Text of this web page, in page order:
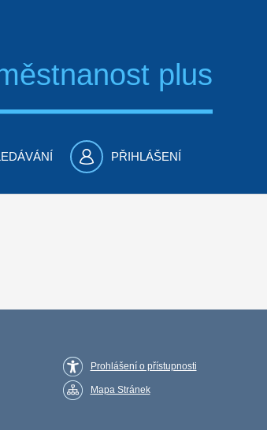
plus
PŘIHLÁŠENÍ
Prohlášení o přístupnosti
Mapa Stránek